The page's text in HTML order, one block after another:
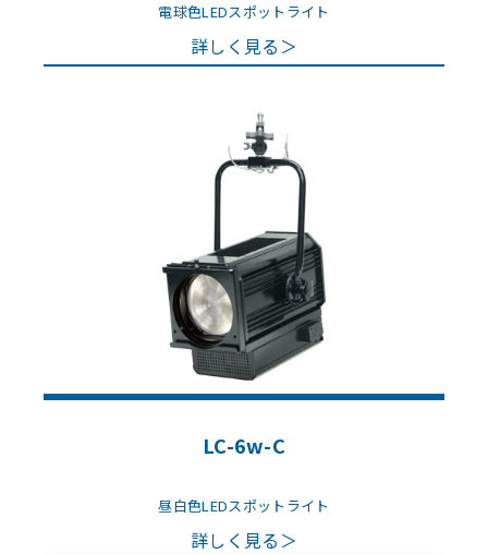
電球色LEDスポットライト
詳しく見る＞
LC-6w-C
昼白色LEDスポットライト
詳しく見る＞